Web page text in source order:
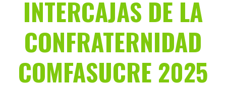
INTERCAJAS DE LA
CONFRATERNIDAD
COMFASUCRE 2025